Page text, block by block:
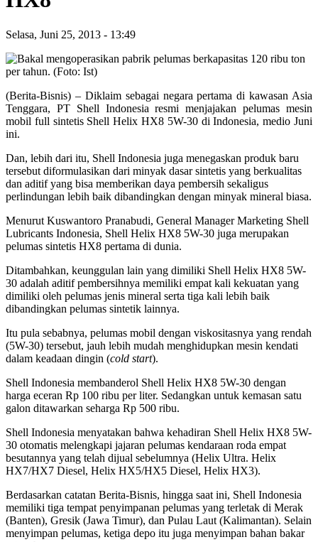
Selasa, Juni 25, 2013 - 13:49
(Berita-Bisnis) – Diklaim sebagai negara pertama di kawasan Asia
Tenggara, PT Shell Indonesia resmi menjajakan pelumas mesin
mobil full sintetis Shell Helix HX8 5W-30 di Indonesia, medio Juni
ini.
Dan, lebih dari itu, Shell Indonesia juga menegaskan produk baru
tersebut diformulasikan dari minyak dasar sintetis yang berkualitas
dan aditif yang bisa memberikan daya pembersih sekaligus
perlindungan lebih baik dibandingkan dengan minyak mineral biasa.
Menurut Kuswantoro Pranabudi, General Manager Marketing Shell
Lubricants Indonesia, Shell Helix HX8 5W-30 juga merupakan
pelumas sintetis HX8 pertama di dunia.
Ditambahkan, keunggulan lain yang dimiliki Shell Helix HX8 5W-
30 adalah aditif pembersihnya memiliki empat kali kekuatan yang
dimiliki oleh pelumas jenis mineral serta tiga kali lebih baik
dibandingkan pelumas sintetik lainnya.
Itu pula sebabnya, pelumas mobil dengan viskositasnya yang rendah
(5W-30) tersebut, jauh lebih mudah menghidupkan mesin kendati
dalam keadaan dingin (cold start).
Shell Indonesia membanderol Shell Helix HX8 5W-30 dengan
harga eceran Rp 100 ribu per liter. Sedangkan untuk kemasan satu
galon ditawarkan seharga Rp 500 ribu.
Shell Indonesia menyatakan bahwa kehadiran Shell Helix HX8 5W-
30 otomatis melengkapi jajaran pelumas kendaraan roda empat
besutannya yang telah dijual sebelumnya (Helix Ultra. Helix
HX7/HX7 Diesel, Helix HX5/HX5 Diesel, Helix HX3).
Berdasarkan catatan Berita-Bisnis, hingga saat ini, Shell Indonesia
memiliki tiga tempat penyimpanan pelumas yang terletak di Merak
(Banten), Gresik (Jawa Timur), dan Pulau Laut (Kalimantan). Selain
menyimpan pelumas, ketiga depo itu juga menyimpan bahan bakar